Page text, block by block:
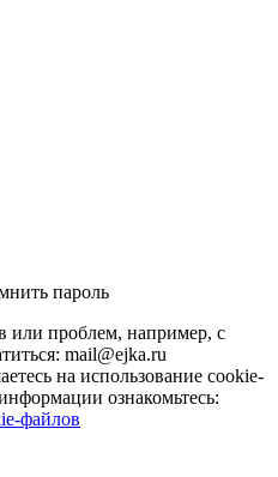
пароль
или проблем, например, с
mail@ejka.ru
на использование cookie-
ознакомьтесь:
файлов